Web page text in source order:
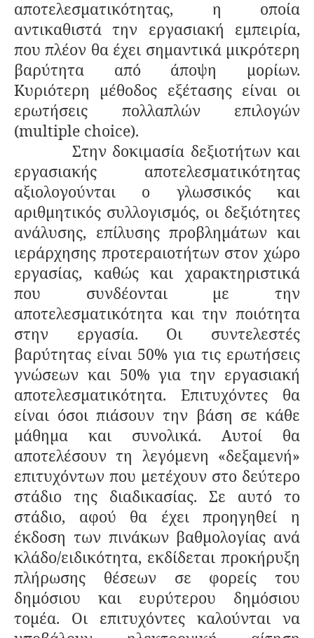
αποτελεσματικότητας, η οποία
αντικαθιστά την εργασιακή εμπειρία,
που πλέον θα έχει σημαντικά μικρότερη
βαρύτητα από άποψη μορίων.
Κυριότερη μέθοδος εξέτασης είναι οι
ερωτήσεις πολλαπλών επιλογών
(multiple choice).
Στην δοκιμασία δεξιοτήτων και
εργασιακής αποτελεσματικότητας
αξιολογούνται ο γλωσσικός και
αριθμητικός συλλογισμός, οι δεξιότητες
ανάλυσης, επίλυσης προβλημάτων και
ιεράρχησης προτεραιοτήτων στον χώρο
εργασίας, καθώς και χαρακτηριστικά
που συνδέονται με την
αποτελεσματικότητα και την ποιότητα
στην εργασία. Οι συντελεστές
βαρύτητας είναι 50% για τις ερωτήσεις
γνώσεων και 50% για την εργασιακή
αποτελεσματικότητα. Επιτυχόντες θα
είναι όσοι πιάσουν την βάση σε κάθε
μάθημα και συνολικά. Αυτοί θα
αποτελέσουν τη λεγόμενη «δεξαμενή»
επιτυχόντων που μετέχουν στο δεύτερο
στάδιο της διαδικασίας. Σε αυτό το
στάδιο, αφού θα έχει προηγηθεί η
έκδοση των πινάκων βαθμολογίας ανά
κλάδο/ειδικότητα, εκδίδεται προκήρυξη
πλήρωσης θέσεων σε φορείς του
δημόσιου και ευρύτερου δημόσιου
τομέα. Οι επιτυχόντες καλούνται να